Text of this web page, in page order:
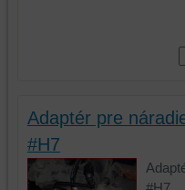
Adaptér pre
#H7